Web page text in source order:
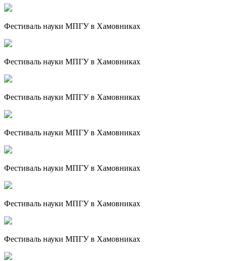
Фестиваль науки МПГУ в Хамовниках
Фестиваль науки МПГУ в Хамовниках
Фестиваль науки МПГУ в Хамовниках
Фестиваль науки МПГУ в Хамовниках
Фестиваль науки МПГУ в Хамовниках
Фестиваль науки МПГУ в Хамовниках
Фестиваль науки МПГУ в Хамовниках